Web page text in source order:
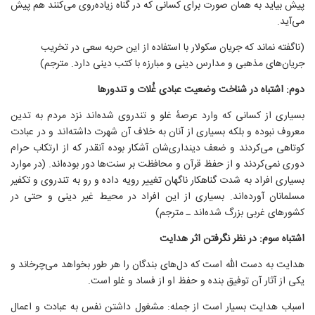
پیش بیاید به همان صورت برای کسانی که در گناه زیاده‌روی می‌کنند هم پیش
می‌آید.
(ناگفته نماند که جریان سکولار با استفاده از این حربه سعی در تخریب
جریان‌های مذهبی و مدارس دینی و مبارزه با کتب دینی دارد. مترجم)
دوم: اشتباه در شناخت وضعیت عبادی غُلات و تندورها
بسیاری از کسانی که وارد عرصهٔ غلو و تندروی شده‌اند نزد مردم به تدین
معروف نبوده و بلکه بسیاری از آنان به خلاف آن شهرت داشته‌اند و در عبادت
کوتاهی می‌کردند و ضعف دینداری‌شان آشکار بوده آنقدر که از ارتکاب حرام
دوری نمی‌کردند و از حفظ قرآن و محافظت بر سنت‌ها دور بوده‌اند. (در موارد
بسیاری افراد به شدت گناهکار ناگهان تغییر رویه داده و رو به تندروی و تکفیر
مسلمانان آورده‌اند. بسیاری از این افراد در محیط غیر دینی و حتی در
کشورهای غربی بزرگ شده‌اند ـ مترجم)
اشتباه سوم: در نظر نگرفتن اثر هدایت
هدایت به دست الله است که دل‌های بندگان را هر طور بخواهد می‌چرخاند و
یکی از آثار آن توفیق بنده و حفظ او از فساد و غلو است.
اسباب هدایت بسیار است از جمله: مشغول داشتن نفس به عبادت و اعمال